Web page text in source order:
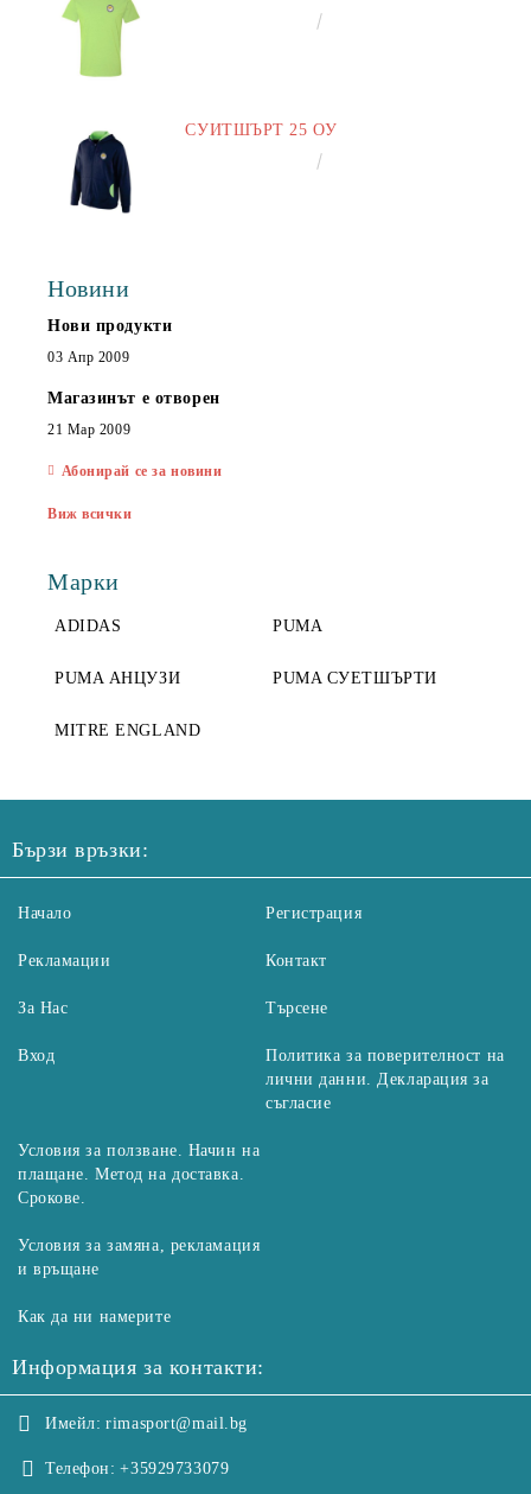
СУИТШЪРТ 25 ОУ
Новини
Нови продукти
03 Апр 2009
Магазинът е отворен
21 Мар 2009
Абонирай се за новини
Виж всички
Марки
ADIDAS PUMA
PUMA АНЦУЗИ PUMA СУЕТШЪРТИ
MITRE ENGLAND
Бързи връзки:
Начало
Рекламации
За Нас
Вход
Регистрация
Контакт
Търсене
Политика за поверителност на
лични данни. Декларация за
съгласие
Условия за ползване. Начин на
плащане. Метод на доставка.
Срокове.
Условия за замяна, рекламация
и връщане
Как да ни намерите
Информация за контакти:
Имейл: rimasport@mail.bg
Телефон: +35929733079